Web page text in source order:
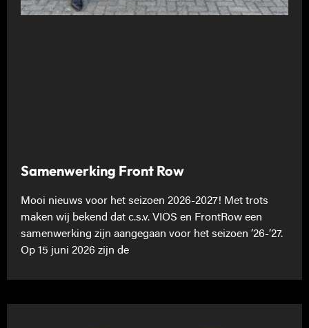
Samenwerking Front Row
Mooi nieuws voor het seizoen 2026-2027! Met trots
maken wij bekend dat c.s.v. VIOS en FrontRow een
samenwerking zijn aangegaan voor het seizoen ’26-’27.
Op 15 juni 2026 zijn de